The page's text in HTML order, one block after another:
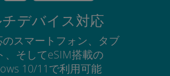
デバイス対応
のスマートフォン、タブ
、そしてeSIM搭載の
10/11で利用可能